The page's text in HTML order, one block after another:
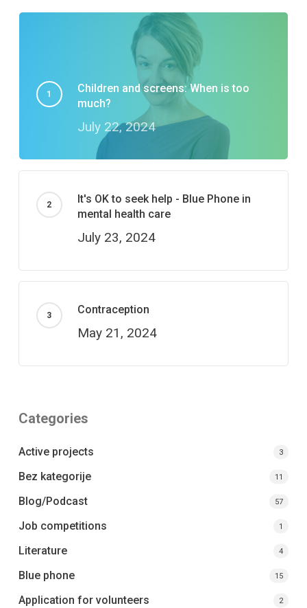
Children and screens: When is too
much?
July 22, 2024
It's OK to seek help - Blue Phone in
mental health care
July 23, 2024
Contraception
May 21, 2024
Categories
Active projects 3
Bez kategorije 11
Blog/Podcast 57
Job competitions 1
Literature 4
Blue phone 15
Application for volunteers 2